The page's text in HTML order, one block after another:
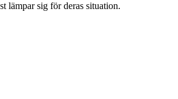
lämpar sig för deras situation.